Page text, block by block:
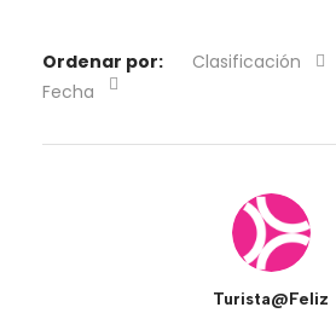
Ordenar por:
Clasificación
Fecha
Turista@Feliz